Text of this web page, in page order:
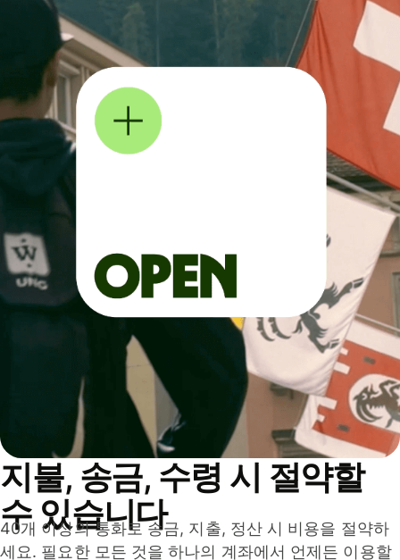
지불, 송금, 수령 시 절약할
수 있습니다
40개 이상의 통화로 송금, 지출, 정산 시 비용을 절약하
세요. 필요한 모든 것을 하나의 계좌에서 언제든 이용할